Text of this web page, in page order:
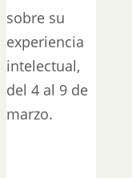
sobre su
experiencia
intelectual,
del 4 al 9 de
marzo.